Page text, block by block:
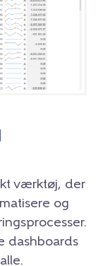
værktøj, der
og
dashboards